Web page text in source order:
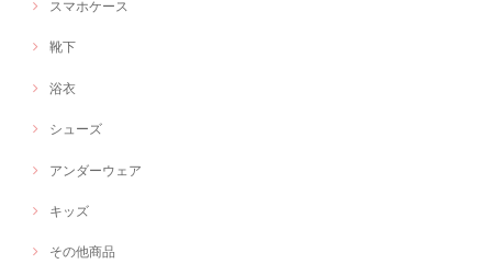
スマホケース
靴下
浴衣
シューズ
アンダーウェア
キッズ
その他商品